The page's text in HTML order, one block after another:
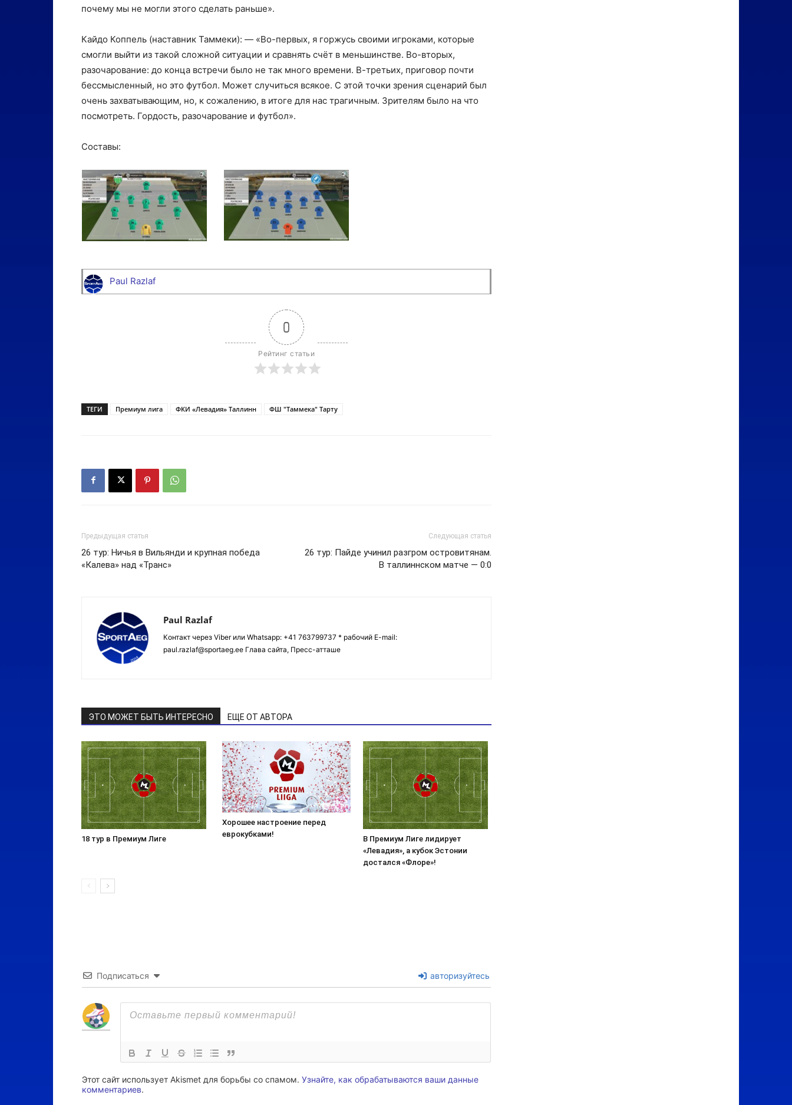
почему мы не могли этого сделать раньше».
Кайдо Коппель (наставник Таммеки): — «Во-первых, я горжусь своими игроками, которые
смогли выйти из такой сложной ситуации и сравнять счёт в меньшинстве. Во-вторых,
разочарование: до конца встречи было не так много времени. В-третьих, приговор почти
бессмысленный, но это футбол. Может случиться всякое. С этой точки зрения сценарий был
очень захватывающим, но, к сожалению, в итоге для нас трагичным. Зрителям было на что
посмотреть. Гордость, разочарование и футбол».
Составы:
Paul Razlaf
0
Рейтинг статьи
ТЕГИ Премиум лига ФКИ «Левадия» Таллинн ФШ "Таммека" Тарту
Предыдущая статья
26 тур: Ничья в Вильянди и крупная победа
«Калева» над «Транс»
Следующая статья
26 тур: Пайде учинил разгром островитянам.
В таллиннском матче — 0:0
Paul Razlaf
Контакт через Viber или Whatsapp: +41 763799737 * рабочий E-mail:
paul.razlaf@sportaeg.ee Глава сайта, Пресс-атташе
ЭТО МОЖЕТ БЫТЬ ИНТЕРЕСНО ЕЩЕ ОТ АВТОРА
18 тур в Премиум Лиге
Хорошее настроение перед
еврокубками!
В Премиум Лиге лидирует
«Левадия», а кубок Эстонии
достался «Флоре»!
Подписаться авторизуйтесь
Этот сайт использует Akismet для борьбы со спамом. Узнайте, как обрабатываются ваши данные
комментариев.